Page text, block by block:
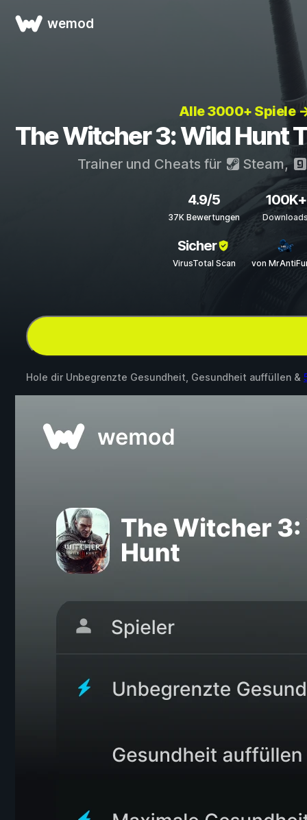
wemod
Alle 3000+ Spiele
The Witcher 3: Wild Hunt
Trainer und Cheats für Steam,
4.9/5
37K Bewertungen
100K+
Sicher
VirusTotal Scan von
Hole dir Unbegrenzte Gesundheit, Gesundheit auffüllen &